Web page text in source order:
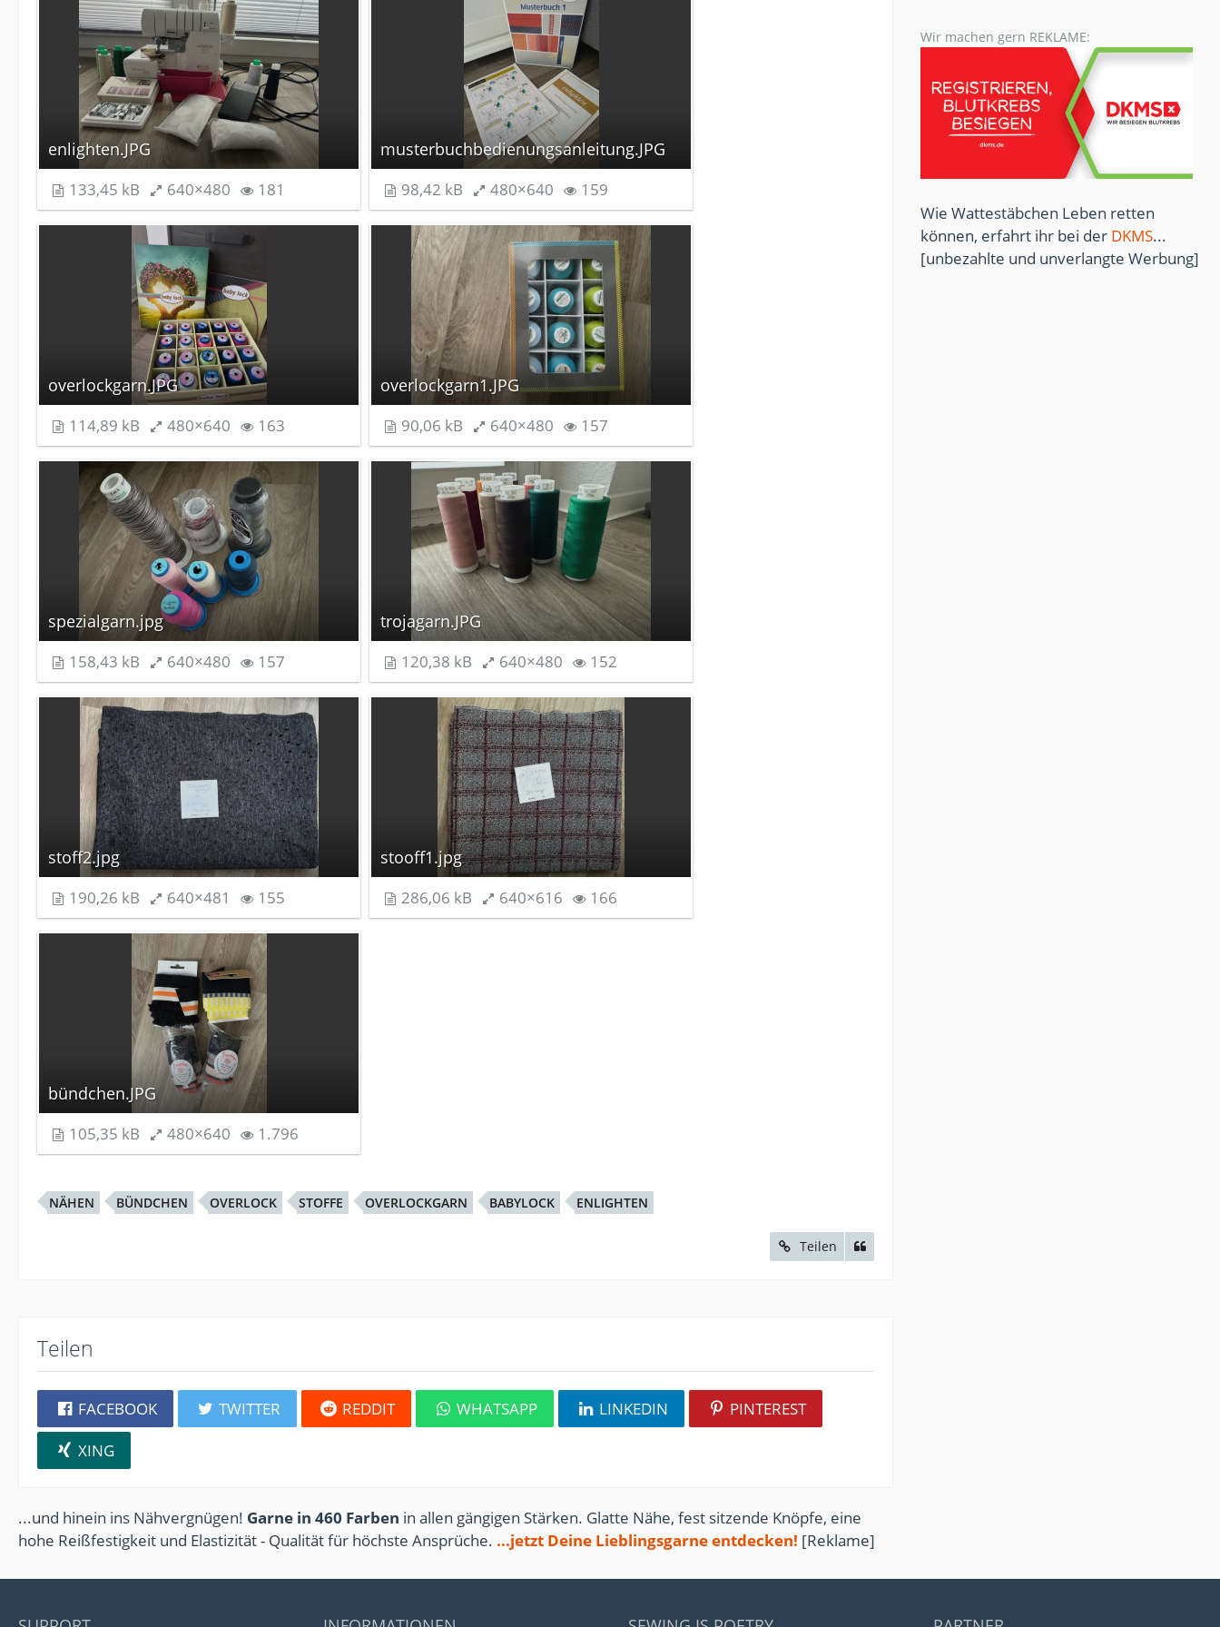
enlighten.JPG
133,45 kB 640×480 181
musterbuchbedienungsanleitung.JPG
98,42 kB 480×640 159
overlockgarn.JPG
114,89 kB 480×640 163
overlockgarn1.JPG
90,06 kB 640×480 157
spezialgarn.jpg
158,43 kB 640×480 157
trojagarn.JPG
120,38 kB 640×480 152
stoff2.jpg
190,26 kB 640×481 155
stooff1.jpg
286,06 kB 640×616 166
bündchen.JPG
105,35 kB 480×640 1.796
NÄHEN BÜNDCHEN OVERLOCK STOFFE OVERLOCKGARN BABYLOCK ENLIGHTEN
Teilen
Teilen
FACEBOOK TWITTER REDDIT WHATSAPP LINKEDIN
PINTEREST
XING
...und hinein ins Nähvergnügen! Garne in 460 Farben in allen gängigen Stärken. Glatte Nähe, fest sitzende Knöpfe, eine
hohe Reißfestigkeit und Elastizität - Qualität für höchste Ansprüche. ...jetzt Deine Lieblingsgarne entdecken! [Reklame]
Wir machen gern REKLAME:
Wie Wattestäbchen Leben retten
können, erfahrt ihr bei der DKMS...
[unbezahlte und unverlangte Werbung]